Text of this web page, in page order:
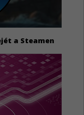
a Steamen